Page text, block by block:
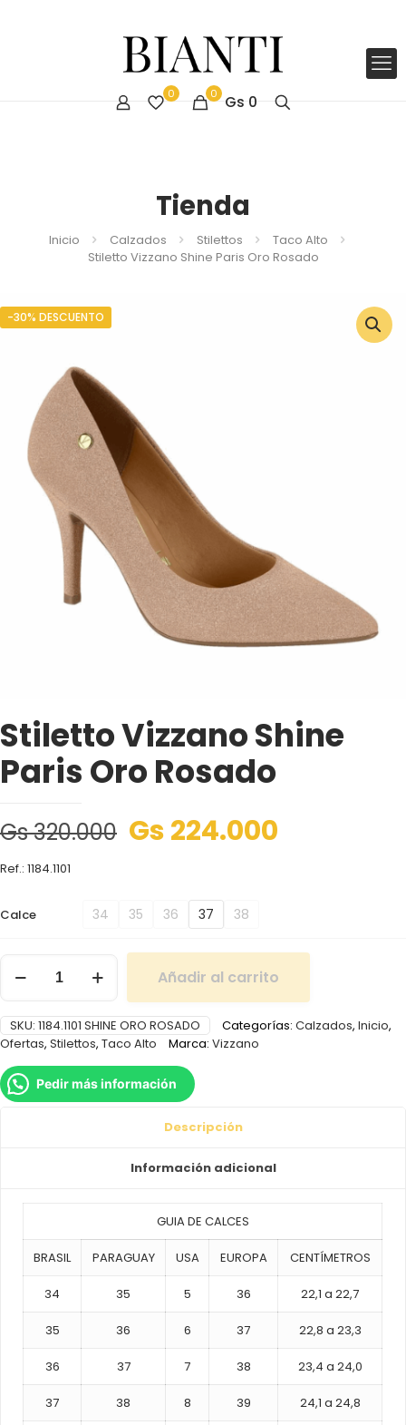
0 0 Gs 0
Tienda
Inicio Calzados Stilettos
Taco Alto
Stiletto Vizzano Shine Paris Oro Rosado
-30% DESCUENTO
Stiletto Vizzano Shine
Paris Oro Rosado
Gs320.000 Gs224.000
Ref.: 1184.1101
Calce 34 35 36 37 38
Añadir al carrito
SKU: 1184.1101 SHINE ORO ROSADO Categorías: Calzados, Inicio,
Ofertas, Stilettos, Taco Alto Marca: Vizzano
Pedir más información
Descripción
Información adicional
GUIA DE CALCES
BRASIL PARAGUAY USA EUROPA CENTÍMETROS
34 35 5 36 22,1 a 22,7
35 36 6 37 22,8 a 23,3
36 37 7 38 23,4 a 24,0
37 38 8 39 24,1 a 24,8